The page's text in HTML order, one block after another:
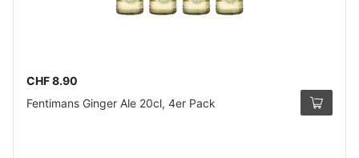
CHF 8.90
Fentimans Ginger Ale 20cl, 4er Pack